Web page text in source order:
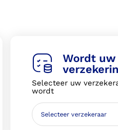
Wordt
Selecteer uw
wordt